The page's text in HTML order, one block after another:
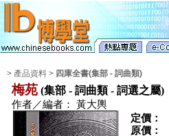
> 產品資料 > 四庫全書(集部 - 詞曲類)
梅苑 (集部 - 詞曲類 - 詞選之屬)
作者／編者： 黃大輿
定價：
原價：